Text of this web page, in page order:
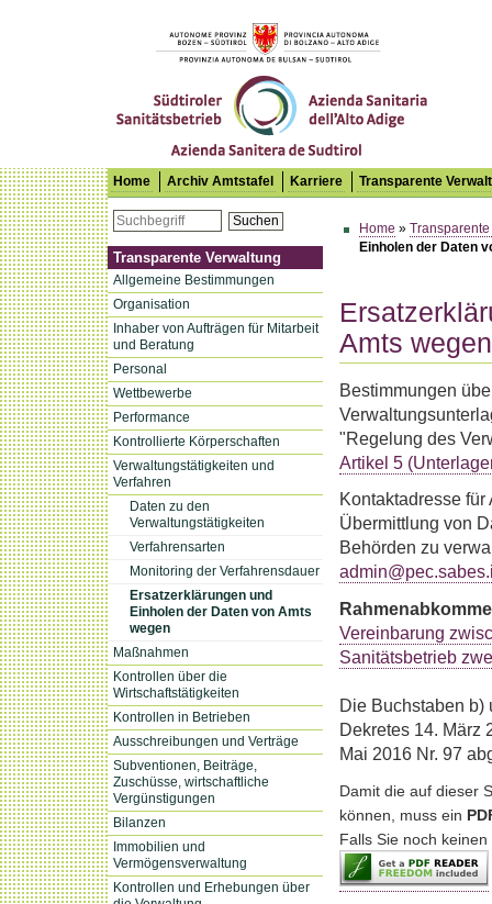
Südtiroler Sanitätsbetrieb
Home Archiv Amtstafel Karriere Transparente
Suchen
Transparente Verwaltung
Allgemeine Bestimmungen
Organisation
Inhaber von Aufträgen für Mitarbeit
und Beratung
Personal
Wettbewerbe
Performance
Kontrollierte Körperschaften
Verwaltungstätigkeiten und
Verfahren
Daten zu den
Verwaltungstätigkeiten
Verfahrensarten
Monitoring der Verfahrensdauer
Ersatzerklärungen und
Einholen der Daten von Amts
wegen
Maßnahmen
Kontrollen über die
Wirtschaftstätigkeiten
Kontrollen in Betrieben
Ausschreibungen und Verträge
Subventionen, Beiträge,
Zuschüsse, wirtschaftliche
Vergünstigungen
Bilanzen
Immobilien und
Vermögensverwaltung
Kontrollen und Erhebungen über
Home »
Einholen der Daten
Amts wegen
Bestimmungen
"Regelung des
Artikel 5
Kontaktadresse
Übermittlung von
Behörden zu
Vereinbarung
Sanitätsbetrieb
Die Buchstaben b)
Dekretes 14. März
Mai 2016 Nr. 97
Damit die auf dieser
können, muss ein
Falls Sie noch